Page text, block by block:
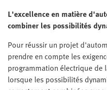
L'excellence en matière
combiner les possibilités
Pour réussir un projet
prendre en compte les
programmation électrique de
lorsque les possibilités